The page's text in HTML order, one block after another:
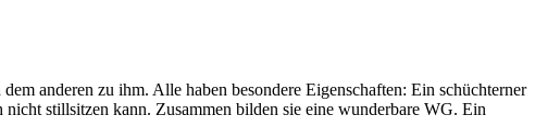
anderen zu ihm. Alle haben besondere Eigenschaften: Ein schüchterner
stillsitzen kann. Zusammen bilden sie eine wunderbare WG. Ein